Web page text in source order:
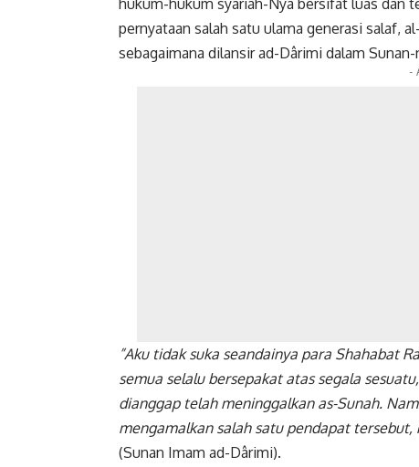
hukum-hukum syariah-Nya bersifat luas dan
pernyataan salah satu ulama generasi salaf,
sebagaimana dilansir ad-Dârimi dalam Sunan-
-
”Aku tidak suka seandainya para Shahabat
semua selalu bersepakat atas segala
dianggap telah meninggalkan as-Sunah.
mengamalkan salah satu pendapat
(Sunan Imam ad-Dârimi).